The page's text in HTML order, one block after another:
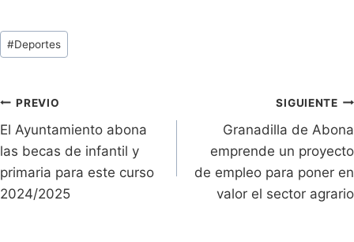
tF
ri
dl
y
k
p
Tags
de
#Deportes
Navegación
de
entradas
PREVIO
El Ayuntamiento abona
las becas de infantil y
primaria para este curso
2024/2025
SIGUIENTE
Granadilla de Abona
emprende un proyecto
de empleo para poner en
valor el sector agrario